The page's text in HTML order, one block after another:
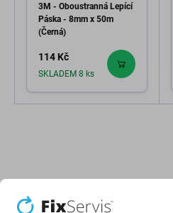
3M - Oboustranná Lepící
Páska - 8mm x 50m
(Černá)
114 Kč
SKLADEM 8 ks